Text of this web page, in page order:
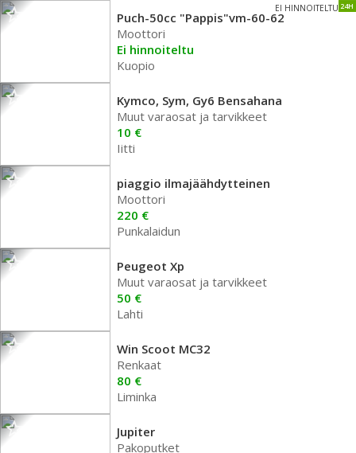
24H
EI HINNOITELTU
Puch-50cc "Pappis"vm-60-62
Moottori
Ei hinnoiteltu
Kuopio
Kymco, Sym, Gy6 Bensahana
Muut varaosat ja tarvikkeet
10 €
Iitti
piaggio ilmajäähdytteinen
Moottori
220 €
Punkalaidun
Peugeot Xp
Muut varaosat ja tarvikkeet
50 €
Lahti
Win Scoot MC32
Renkaat
80 €
Liminka
Jupiter
Pakoputket